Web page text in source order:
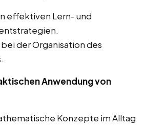
effektiven Lern- und
der Organisation des
Anwendung von
Konzepte im Alltag